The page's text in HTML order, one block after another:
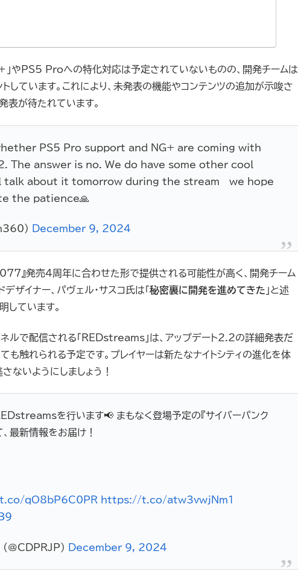
」やPS5 Proへの特化対応は予定されていないものの、開発チームは
トしています。これにより、未発表の機能やコンテンツの追加が示唆さ
が待たれています。
PS5 Pro support and NG+ are coming with
The answer is no. We do have some other cool
talk about it tomorrow during the stream—we hope
the patience🙏
December 9, 2024
』発売4周年に合わせた形で提供される可能性が高く、開発チーム
ザイナー、パヴェル・サスコ氏は「 秘密裏に開発を進めてきた 」と述
しています。
で配信される「REDstreams」は、アップデート2.2の詳細発表だ
も触れられる予定です。プレイヤーは新たなナイトシティの進化を体
ないようにしましょう！
を行います📢 まもなく登場予定の『サイバーパンク
最新情報をお届け！
qO8bP6C0PR https://t.co/atw3vwjNm1
(@CDPRJP) December 9, 2024